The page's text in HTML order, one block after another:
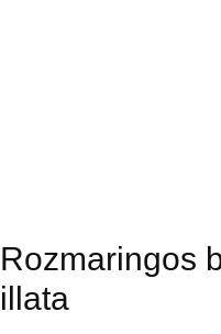
Rozmaringos
illata